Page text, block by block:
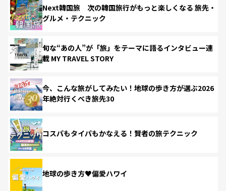
Next韓国旅 次の韓国旅行がもっと楽しくなる 旅先・
グルメ・テクニック
旬な“あの人”が「旅」をテーマに語るインタビュー連
載 MY TRAVEL STORY
今、こんな旅がしてみたい！地球の歩き方が選ぶ2026
年絶対行くべき旅先30
コスパもタイパもかなえる！賢者の旅テクニック
地球の歩き方♥偏愛ハワイ